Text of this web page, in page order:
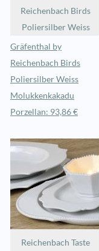
Reichenbach Birds
Poliersilber Weiss
Gräfenthal by
Reichenbach Birds
Poliersilber Weiss
Molukkenkakadu
Porzellan: 93,86 €
Reichenbach Taste